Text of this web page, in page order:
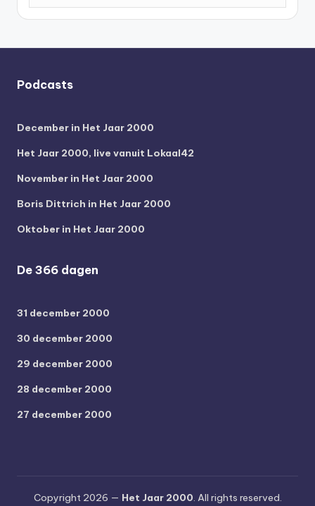
Podcasts
December in Het Jaar 2000
Het Jaar 2000, live vanuit Lokaal42
November in Het Jaar 2000
Boris Dittrich in Het Jaar 2000
Oktober in Het Jaar 2000
De 366 dagen
31 december 2000
30 december 2000
29 december 2000
28 december 2000
27 december 2000
Copyright 2026 — Het Jaar 2000. All rights reserved.